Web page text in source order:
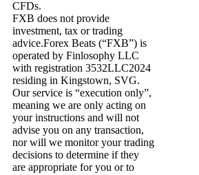
CFDs.
FXB does not provide
investment, tax or trading
advice.Forex Beats (“FXB”) is
operated by Finlosophy LLC
with registration 3532LLC2024
residing in Kingstown, SVG.
Our service is “execution only”,
meaning we are only acting on
your instructions and will not
advise you on any transaction,
nor will we monitor your trading
decisions to determine if they
are appropriate for you or to